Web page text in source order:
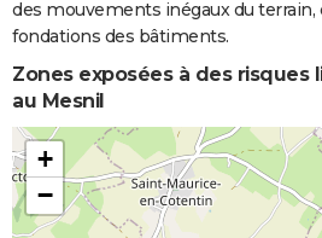
des mouvements inégaux du terrain,
fondations des bâtiments.
Zones exposées à des risques
au Mesnil
+
−